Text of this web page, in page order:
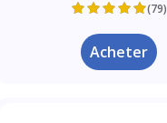
(79)
Acheter